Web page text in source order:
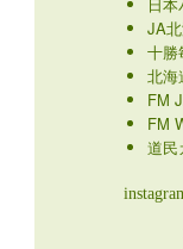
JA
十勝
北海
FM
FM
道民